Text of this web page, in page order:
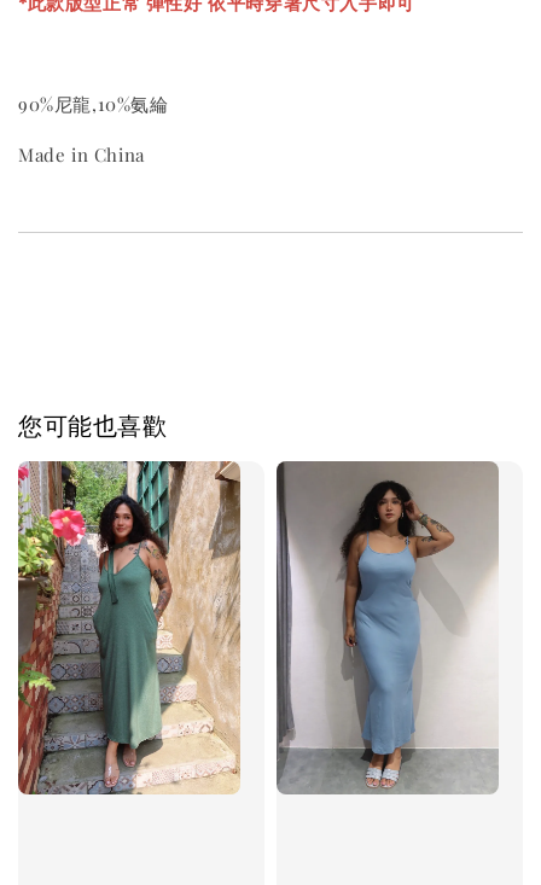
90%尼龍,10%氨綸
Made in China
您可能也喜歡